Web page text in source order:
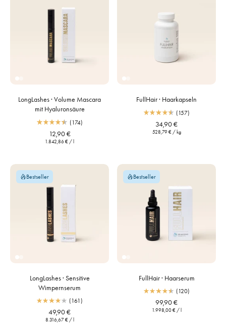
LongLashes · Volume Mascara
mit Hyaluronsäure
(174)
12,90 €
1.842,86 € /
FullHair · Haarkapseln
(157)
34,90 €
528,79 € / kg
Bestseller
LongLashes · Sensitive
Wimpernserum
(161)
49,90 €
8.316,67 € /
Bestseller
FullHair · Haarserum
(120)
99,90 €
1.998,00 € /